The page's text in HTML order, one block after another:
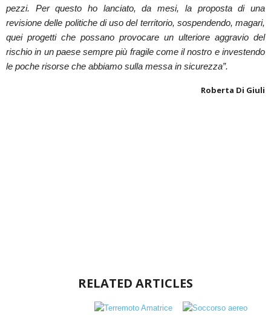
pezzi. Per questo ho lanciato, da mesi, la proposta di una
revisione delle politiche di uso del territorio, sospendendo, magari,
quei progetti che possano provocare un ulteriore aggravio del
rischio in un paese sempre più fragile come il nostro e investendo
le poche risorse che abbiamo sulla messa in sicurezza”.
Roberta Di Giuli
RELATED ARTICLES